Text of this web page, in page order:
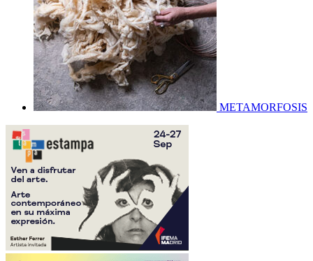
METAMORFOSIS